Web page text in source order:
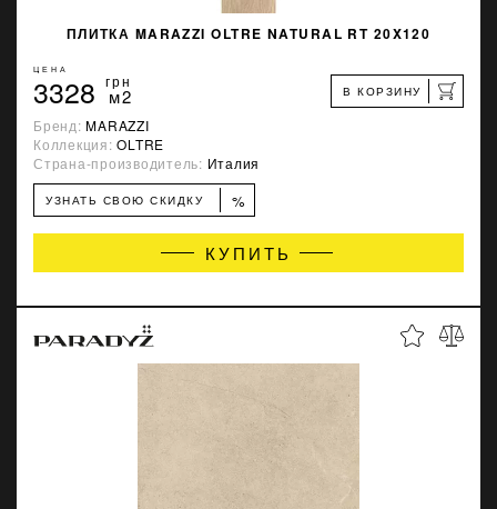
ПЛИТКА MARAZZI OLTRE NATURAL RT 20X120
ЦЕНА
3328 грн
м2 В КОРЗИНУ
Бренд:MARAZZI
Коллекция:OLTRE
Страна-производитель: Италия
УЗНАТЬ СВОЮ СКИДКУ %
КУПИТЬ